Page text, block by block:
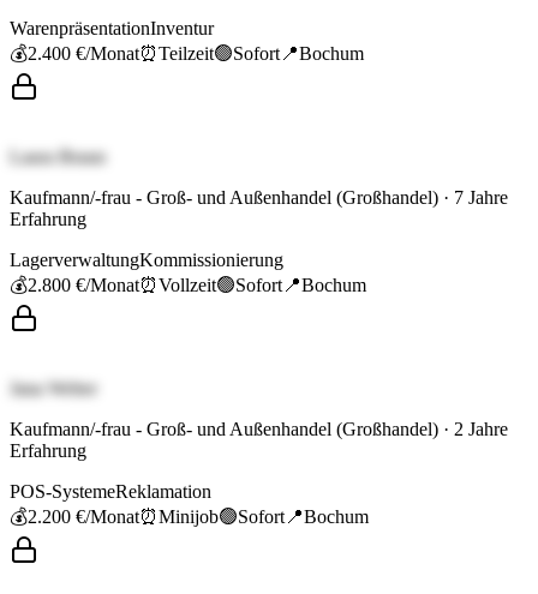
WarenpräsentationInventur
💰2.400 €/Monat⏰Teilzeit🟢Sofort 📍Bochum
Laura Braun
Kaufmann/-frau - Groß- und Außenhandel (Großhandel) · 7 Jahre
Erfahrung
LagerverwaltungKommissionierung
💰2.800 €/Monat⏰Vollzeit🟢Sofort 📍Bochum
Jana Weber
Kaufmann/-frau - Groß- und Außenhandel (Großhandel) · 2 Jahre
Erfahrung
POS-SystemeReklamation
💰2.200 €/Monat⏰Minijob🟢Sofort 📍Bochum